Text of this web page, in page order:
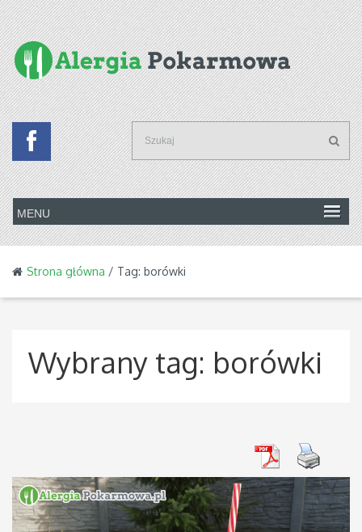
Strona główna / Tag: borówki
Wybrany tag: borówki